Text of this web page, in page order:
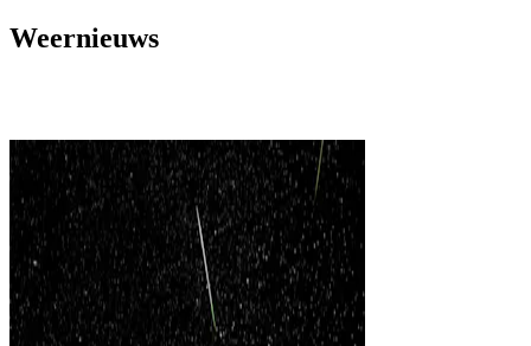
Weernieuws